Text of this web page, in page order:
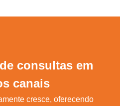
consultas em
canais
cresce, oferecendo